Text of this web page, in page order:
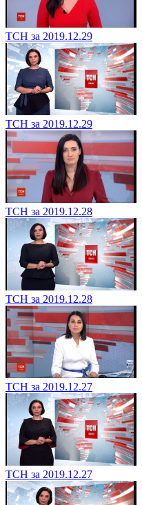
ТСН за 2019.12.29
ТСН за 2019.12.29
ТСН за 2019.12.28
ТСН за 2019.12.28
ТСН за 2019.12.27
ТСН за 2019.12.27